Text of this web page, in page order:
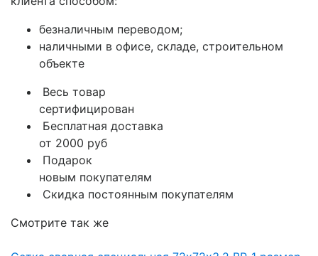
безналичным переводом;
наличными в офисе, складе, строительном
объекте
Весь товар
сертифицирован
Бесплатная доставка
от 2000 руб
Подарок
новым покупателям
Скидка постоянным покупателям
Смотрите так же